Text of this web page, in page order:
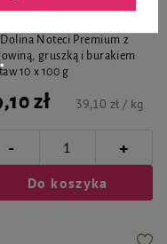
Dolina Noteci Premium z
gruszką i burakiem
10 x 100 g
zł 39,10 zł / kg
- +
Do koszyka